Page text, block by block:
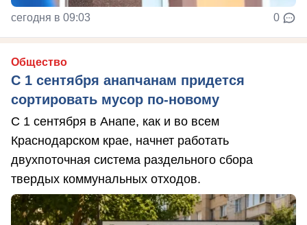
сегодня в 09:03 0
Общество
С 1 сентября анапчанам придется
сортировать мусор по-новому
С 1 сентября в Анапе, как и во всем
Краснодарском крае, начнет работать
двухпоточная система раздельного сбора
твердых коммунальных отходов.